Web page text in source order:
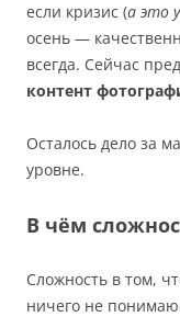
если кризис (а это
осень —
всегда. Сейчас
контент
Осталось дело за
уровне.
В чём
Сложность в том,
ничего не